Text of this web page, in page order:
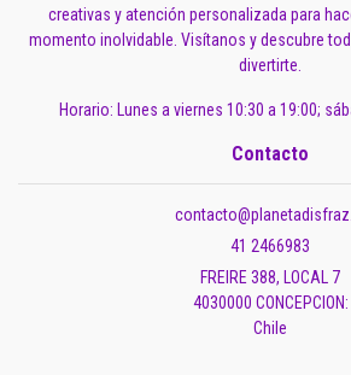
creativas y atención personalizada para
momento inolvidable. Visítanos y descubre
divertirte.
Horario: Lunes a viernes 10:30 a 19:00;
Contacto
41 2466983
FREIRE 388, LOCAL 7
4030000 CONCEPCION:
Chile